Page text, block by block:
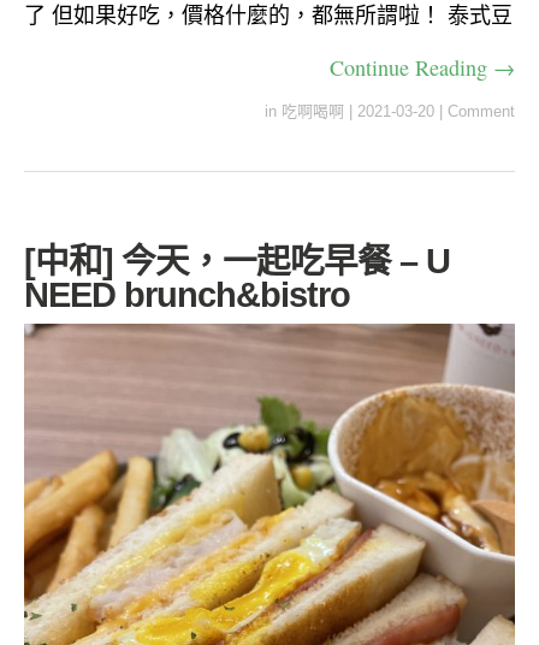
了 但如果好吃，價格什麼的，都無所謂啦！ 泰式豆
Continue Reading →
in 吃啊喝啊 | 2021-03-20 | Comment
[中和] 今天，一起吃早餐 – U
NEED brunch&bistro